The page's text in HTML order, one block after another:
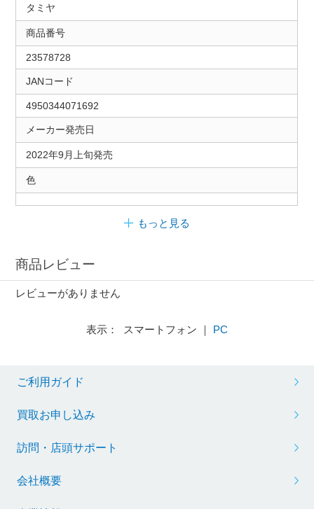
タミヤ
商品番号
23578728
JANコード
4950344071692
メーカー発売日
2022年9月上旬発売
色
もっと見る
商品レビュー
レビューがありません
表示： スマートフォン ｜ PC
ご利用ガイド
買取お申し込み
訪問・店頭サポート
会社概要